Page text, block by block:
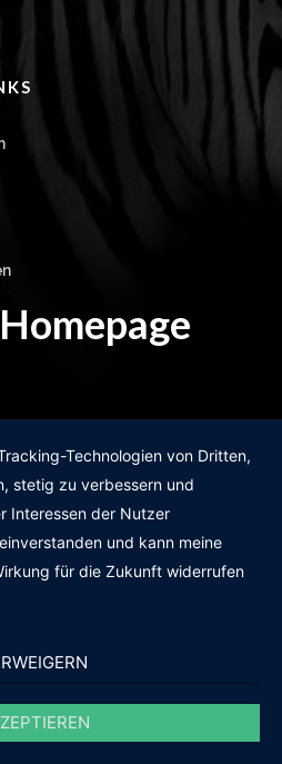
CHECK
|iwant@des19n.at
Technologien von Dritten,
stetig zu verbessern und
Interessen der Nutzer
und kann meine
für die Zukunft widerrufen